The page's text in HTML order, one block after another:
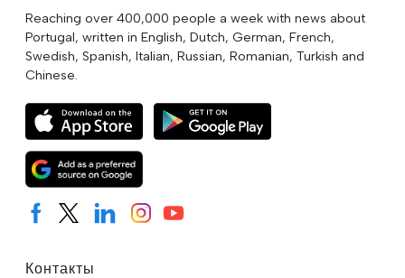
Reaching over 400,000 people a week with news about
Portugal, written in English, Dutch, German, French,
Swedish, Spanish, Italian, Russian, Romanian, Turkish and
Chinese.
Контакты